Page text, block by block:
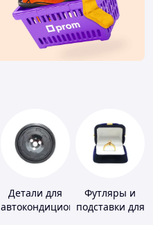
Детали для
автокондиционеров
Футляры и
подставки для